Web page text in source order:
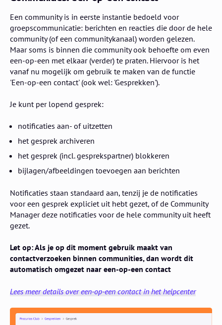
Een community is in eerste instantie bedoeld voor
groepscommunicatie: berichten en reacties die door de hele
community (of een communitykanaal) worden gelezen.
Maar soms is binnen die community ook behoefte om even
een-op-een met elkaar (verder) te praten. Hiervoor is het
vanaf nu mogelijk om gebruik te maken van de functie
'Een-op-een contact' (ook wel: 'Gesprekken').
Je kunt per lopend gesprek:
notificaties aan- of uitzetten
het gesprek archiveren
het gesprek (incl. gesprekspartner) blokkeren
bijlagen/afbeeldingen toevoegen aan berichten
Notificaties staan standaard aan, tenzij je de notificaties
voor een gesprek expliciet uit hebt gezet, of de Community
Manager deze notificaties voor de hele community uit heeft
gezet.
Let op: Als je op dit moment gebruik maakt van
contactverzoeken binnen communities, dan wordt dit
automatisch omgezet naar een-op-een contact
Lees meer details over een-op-een contact in het helpcenter